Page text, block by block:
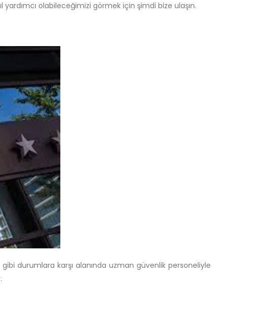
olabileceğimizi görmek için şimdi bize ulaşın.
durumlara karşı alanında uzman güvenlik personeliyle